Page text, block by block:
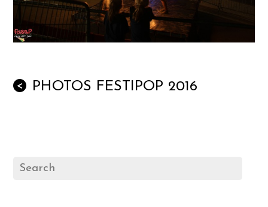
< PHOTOS FESTIPOP 2016